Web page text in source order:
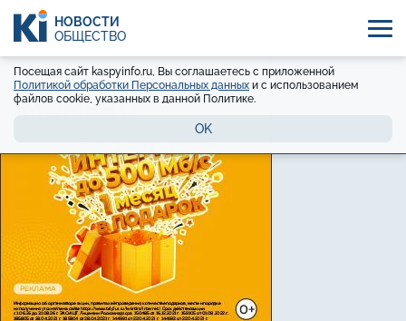
НОВОСТИ
ОБЩЕСТВО
Посещая сайт kaspyinfo.ru, Вы соглашаетесь с приложенной
Политикой обработки Персональных данных и с использованием
файлов cookie, указанных в данной Политике.
OK